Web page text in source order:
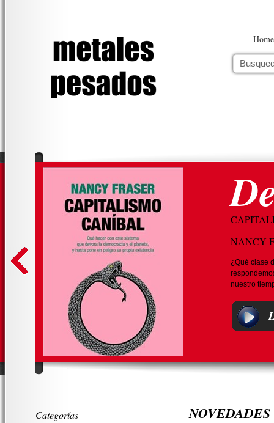
Home
NANCY
¿Qué clase
nuestro
Categorías NOVEDADES